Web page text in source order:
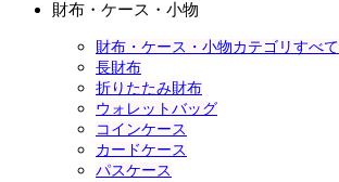
財布・ケース・小物
財布・ケース・小物カテゴリすべて
長財布
折りたたみ財布
ウォレットバッグ
コインケース
カードケース
パスケース